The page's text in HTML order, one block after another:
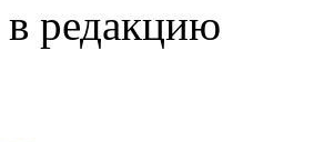
в редакцию